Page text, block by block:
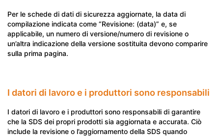
Per le schede di dati di sicurezza aggiornate, la data di
compilazione indicata come “Revisione: (data)” e, se
applicabile, un numero di versione/numero di revisione o
un’altra indicazione della versione sostituita devono comparire
sulla prima pagina.
I datori di lavoro e i produttori sono responsabili
I datori di lavoro e i produttori sono responsabili di garantire
che la SDS dei propri prodotti sia aggiornata e accurata. Ciò
include la revisione o l’aggiornamento della SDS quando